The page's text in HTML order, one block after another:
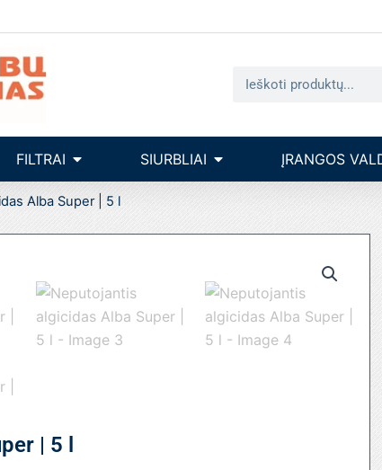
įrengimas
FILTRAI Open filtraiSIURBLIAI Open siurbliaiĮRANGOS
Alba Super | 5 l
| 5 l